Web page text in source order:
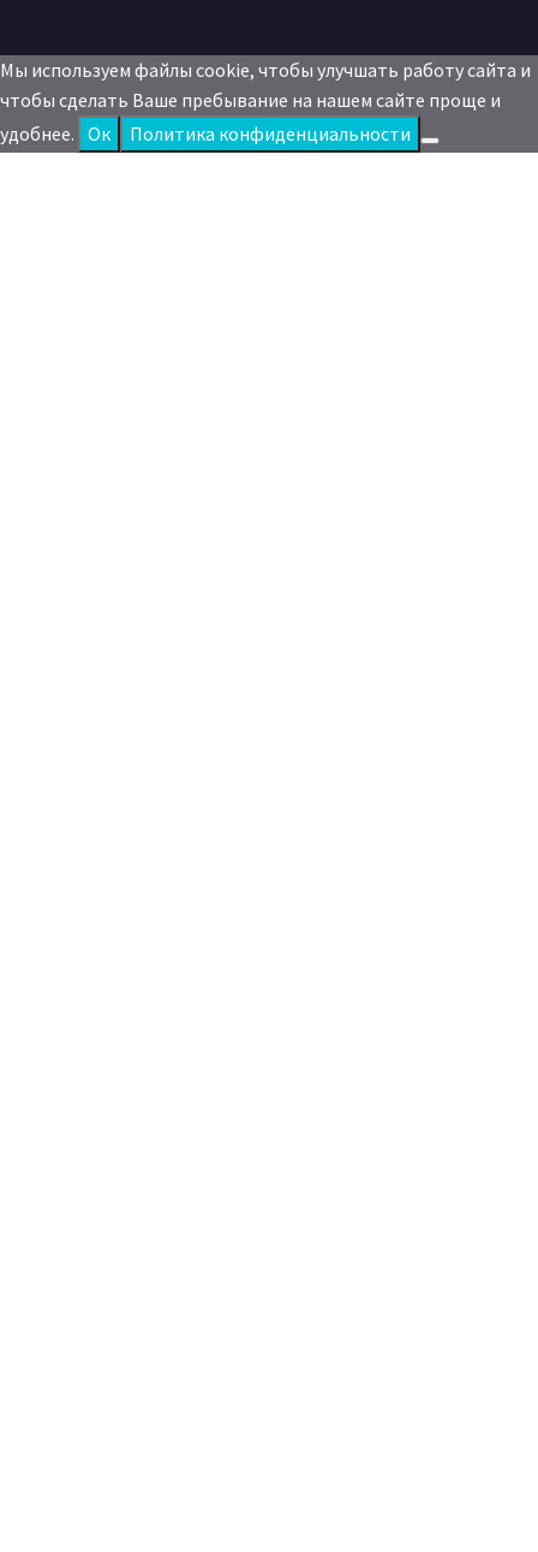
Мы используем файлы cookie, чтобы улучшать работу сайта и
чтобы сделать Ваше пребывание на нашем сайте проще и
удобнее. Oк Политика конфиденциальности